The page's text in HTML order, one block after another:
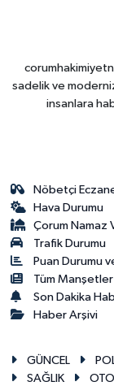
sadelik ve
insanlara
Nöbetçi
Hava Durumu
Çorum Namaz
Trafik Durumu
Puan Durumu
Tüm Manşetler
Son Dakika
Haber Arşivi
GÜNCEL
SAĞLIK